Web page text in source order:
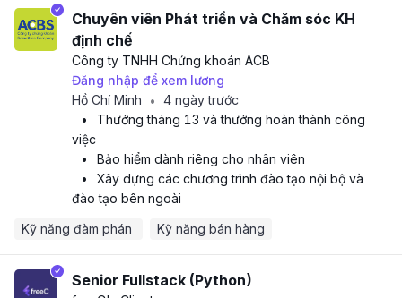
Chuyên viên Phát triển và Chăm sóc KH
định chế
Công ty TNHH Chứng khoán ACB
Đăng nhập để xem lương
Hồ Chí Minh
• 4 ngày trước
•
Thưởng tháng 13 và thưởng hoàn thành công
việc
•
Bảo hiểm dành riêng cho nhân viên
•
Xây dựng các chương trình đào tạo nội bộ và
đào tạo bên ngoài
Kỹ năng đàm phán
Kỹ năng bán hàng
Senior Fullstack (Python)